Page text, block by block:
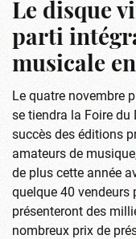
Le disque
parti
musicale en
Le quatre novembre
se tiendra la Foire du
succès des éditions
amateurs de
de plus cette année
quelque 40
présenteront des
nombreux prix de